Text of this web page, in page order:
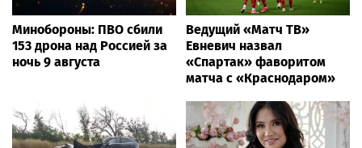
Минобороны: ПВО сбили
153 дрона над Россией за
ночь 9 августа
Ведущий «Матч ТВ»
Евневич назвал
«Спартак» фаворитом
матча с «Краснодаром»